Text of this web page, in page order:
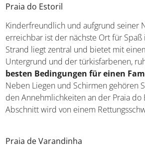
Praia do Estoril
Kinderfreundlich und aufgrund seiner
erreichbar ist der nächste Ort für Spaß
Strand liegt zentral und bietet mit
Untergrund und der türkisfarbenen,
besten Bedingungen für einen
Neben Liegen und Schirmen gehören
den Annehmlichkeiten an der Praia do
Abschnitt wird von einem
Praia de Varandinha